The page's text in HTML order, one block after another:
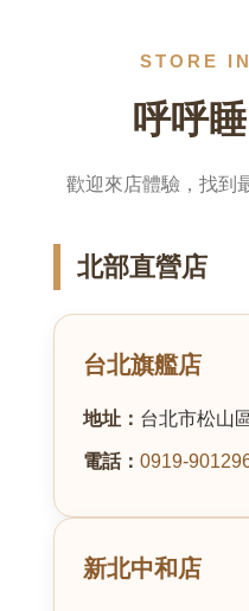
STORE
呼呼
歡迎來店體驗，找到
北部直營店
台北旗艦店
地址： 台北市松山
電話： 0919-
新北中和店